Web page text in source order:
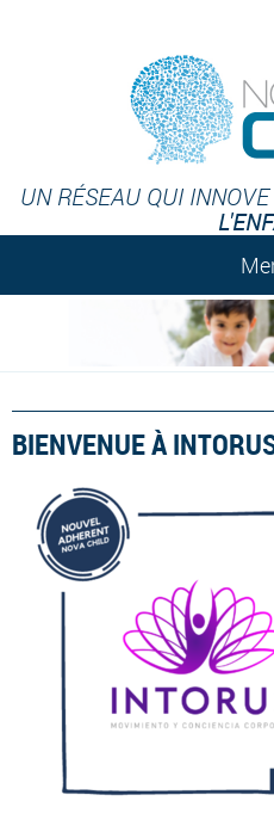
UN RÉSEAU QUI INNOVE
BIENVENUE À